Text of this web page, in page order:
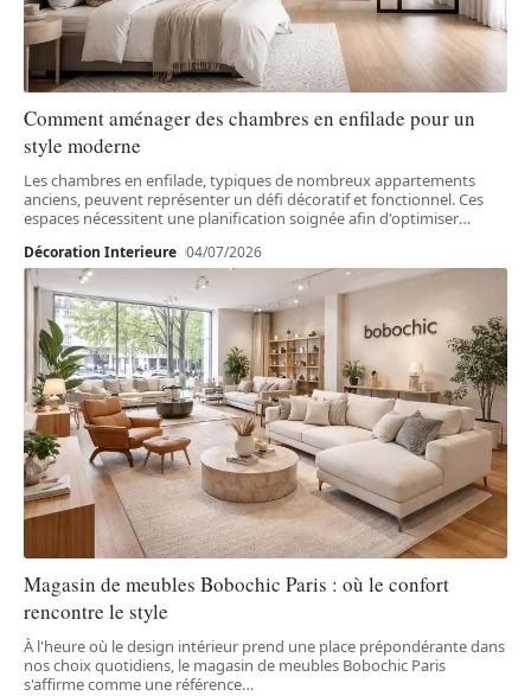
Comment aménager des chambres en enfilade pour un
style moderne
Les chambres en enfilade, typiques de nombreux appartements
anciens, peuvent représenter un défi décoratif et fonctionnel. Ces
espaces nécessitent une planification soignée afin d'optimiser…
Décoration Interieure 04/07/2026
Magasin de meubles Bobochic Paris : où le confort
rencontre le style
À l'heure où le design intérieur prend une place prépondérante dans
nos choix quotidiens, le magasin de meubles Bobochic Paris
s'affirme comme une référence…